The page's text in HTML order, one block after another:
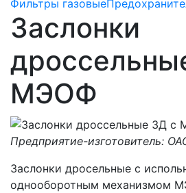
Фильтры газовые
Заслонки
МЭОФ
Предприятие-изготовитель:
Заслонки дросельные с
однооборотным механизмом